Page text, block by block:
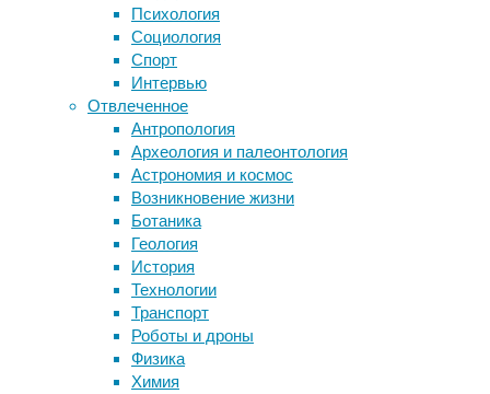
Психология
Социология
Спорт
Интервью
Отвлеченное
Антропология
Археология и палеонтология
Астрономия и космос
Возникновение жизни
Ботаника
Геология
История
Технологии
Транспорт
Роботы и дроны
Физика
Химия
проведения
сервисных
работ.
Найти
надежные
решения
специализированное
защитное
снаряжение
блокировки
энергии
можно,
например,
сайте
Метки
ДНК бактерии
биотехнология
генетика дети животные
здоровье знания иммунитет
инструменты и методы
исследования
лекарства медицина
мозг наука неврология
нейробиология